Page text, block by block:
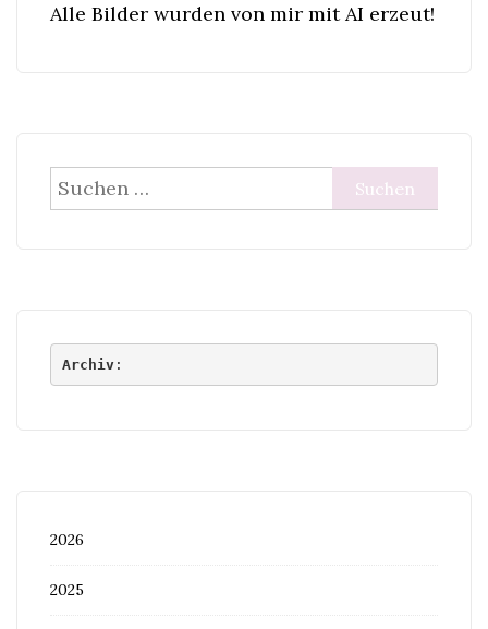
Alle Bilder wurden von mir mit AI erzeut!
Suchen
nach:
Archiv:
2026
2025